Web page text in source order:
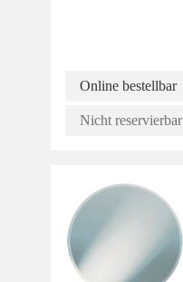
Online bestellbar
Nicht reservierbar